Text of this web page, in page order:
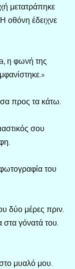
μετατράπηκε
οθόνη έδειχνε
η φωνή της
προς τα κάτω.
σου
του
δύο μέρες πριν.
στα γόνατά του.
μυαλό μου.